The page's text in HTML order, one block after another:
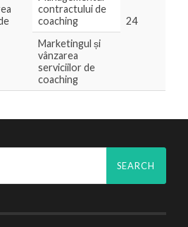
24
contractului de
coaching
Marketingul și
vânzarea
serviciilor de
coaching